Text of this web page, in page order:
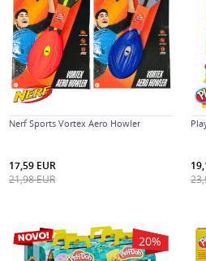
Nerf Sports Vortex Aero Howler
17,59 EUR
21,98EUR
20%